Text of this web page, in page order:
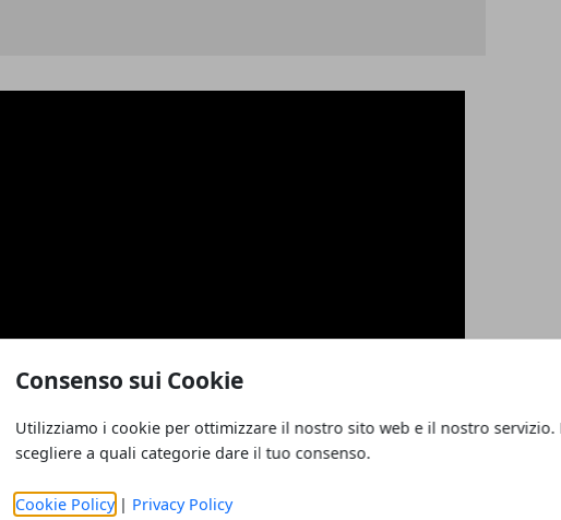
Consenso sui Cookie
Utilizziamo i cookie per ottimizzare il nostro sito web e il nostro servizio.
scegliere a quali categorie dare il tuo consenso.
Cookie Policy| Privacy Policy